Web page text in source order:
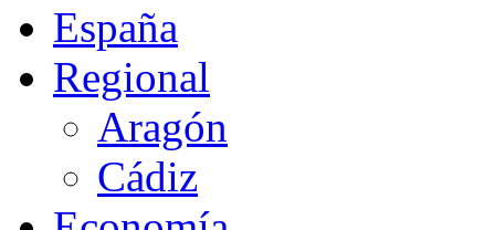
España
Regional
Aragón
Cádiz